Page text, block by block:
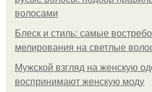
волосами
Блеск и стиль: самые
мелирования на светлые
Мужской взгляд на женскую
воспринимают женскую моду